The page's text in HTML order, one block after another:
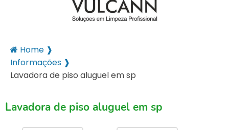
Home ❱
Informações ❱
Lavadora de piso aluguel em sp
Lavadora de piso aluguel em sp